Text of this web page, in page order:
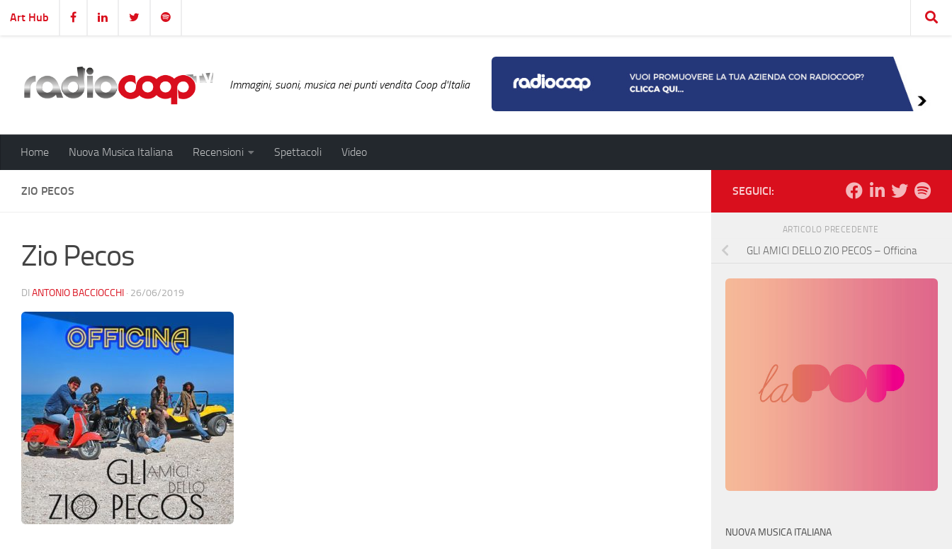
Salta al contenuto
Art Hub
Immagini, suoni, musica nei punti vendita Coop d'Italia
Home Nuova Musica Italiana Recensioni Spettacoli Video
ZIO PECOS
Zio Pecos
DI ANTONIO BACCIOCCHI · 26/06/2019
SEGUICI:
ARTICOLO PRECEDENTE
GLI AMICI DELLO ZIO PECOS – Officina
NUOVA MUSICA ITALIANA